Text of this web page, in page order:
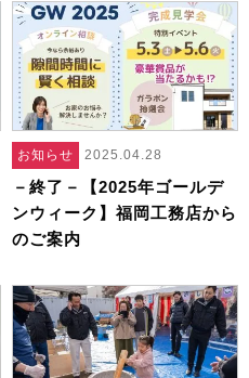
お知らせ 2025.04.28
－終了－【2025年ゴールデ
ンウィーク】福岡工務店から
のご案内